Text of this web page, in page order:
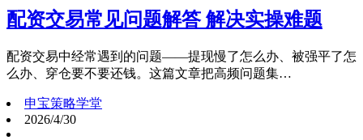
配资交易常见问题解答 解决实操难题
配资交易中经常遇到的问题——提现慢了怎么办、被强平了怎
么办、穿仓要不要还钱。这篇文章把高频问题集…
申宝策略学堂
2026/4/30